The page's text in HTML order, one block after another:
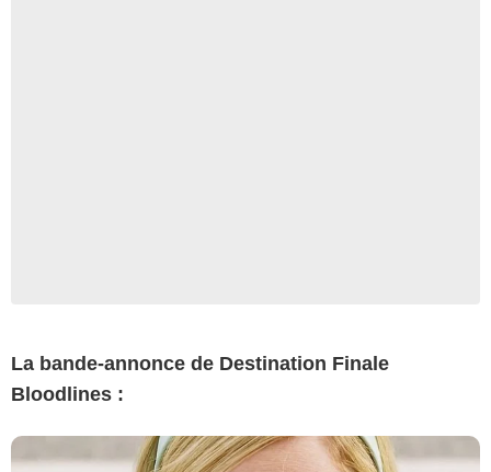
La bande-annonce de Destination Finale
Bloodlines :